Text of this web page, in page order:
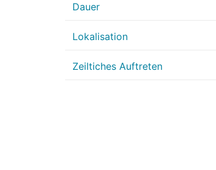
Dauer
Lokalisation
Zeiltiches Auftreten